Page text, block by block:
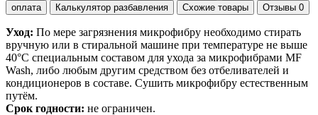
оплата
Калькулятор разбавления Схожие товары Отзывы 0
Уход: По мере загрязнения микрофибру необходимо стирать
вручную или в стиральной машине при температуре не выше
40°С специальным составом для ухода за микрофибрами MF
Wash, либо любым другим средством без отбеливателей и
кондиционеров в составе. Сушить микрофибру естественным
путём.
Срок годности: не ограничен.